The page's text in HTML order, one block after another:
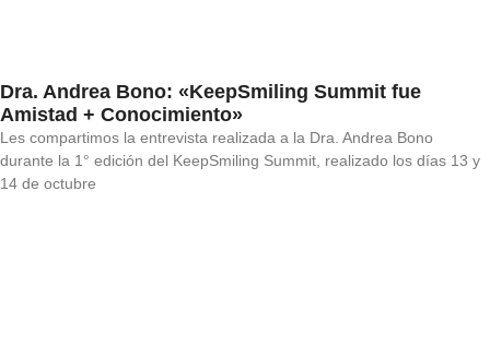
Dra. Andrea Bono: «KeepSmiling Summit fue
Amistad + Conocimiento»
Les compartimos la entrevista realizada a la Dra. Andrea Bono
durante la 1° edición del KeepSmiling Summit, realizado los días 13 y
14 de octubre